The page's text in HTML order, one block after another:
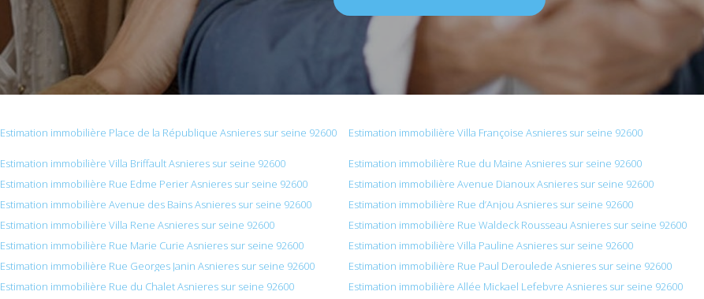
Estimation immobilière Place de la République Asnieres sur seine 92600 Estimation immobilière Villa Françoise Asnieres sur seine 92600
Estimation immobilière Villa Briffault Asnieres sur seine 92600
Estimation immobilière Rue du Maine Asnieres sur seine 92600
Estimation immobilière Rue Edme Perier Asnieres sur seine 92600
Estimation immobilière Avenue Dianoux Asnieres sur seine 92600
Estimation immobilière Avenue des Bains Asnieres sur seine 92600
Estimation immobilière Rue d’Anjou Asnieres sur seine 92600
Estimation immobilière Villa Rene Asnieres sur seine 92600
Estimation immobilière Rue Waldeck Rousseau Asnieres sur seine 92600
Estimation immobilière Rue Marie Curie Asnieres sur seine 92600
Estimation immobilière Villa Pauline Asnieres sur seine 92600
Estimation immobilière Rue Georges Janin Asnieres sur seine 92600
Estimation immobilière Rue Paul Deroulede Asnieres sur seine 92600
Estimation immobilière Rue du Chalet Asnieres sur seine 92600
Estimation immobilière Allée Mickael Lefebvre Asnieres sur seine 92600